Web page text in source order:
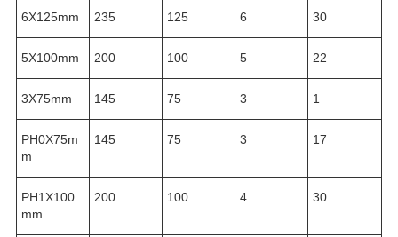
6X125mm 235 125 6 30
5X100mm 200 100 5 22
3X75mm 145 75 3 1
PH0X75m
m
145 75 3 17
PH1X100
mm
200 100 4 30